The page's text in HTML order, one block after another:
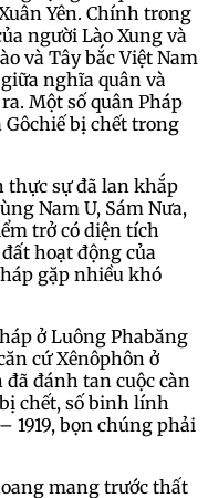
Yên. Chính trong
người Lào Xung và
và Tây bắc Việt Nam
nghĩa quân và
Một số quân Pháp
bị chết trong
thực sự đã lan khắp
Nam U, Sám Nưa,
trở có diện tích
hoạt động của
gặp nhiều khó
ở Luông Phabăng
cứ Xênôphôn ở
đánh tan cuộc càn
chết, số binh lính
1919, bọn chúng phải
mang trước thất